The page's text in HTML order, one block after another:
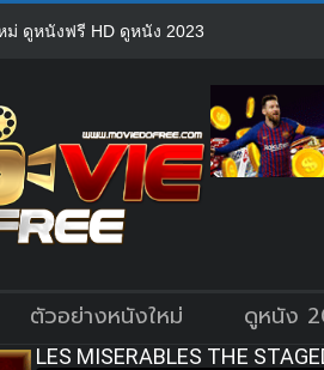
ดูหนังฟรี HD ดูหนัง 2023
ตัวอย่างหนังใหม่ ดูหนัง
LES MISERABLES THE